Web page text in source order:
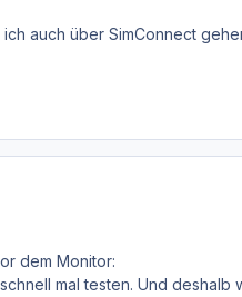
auch über SimConnect
dem Monitor:
mal testen. Und deshalb